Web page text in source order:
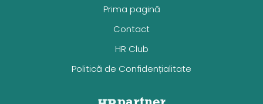
Prima pagină
Contact
HR Club
Politică de Confidențialitate